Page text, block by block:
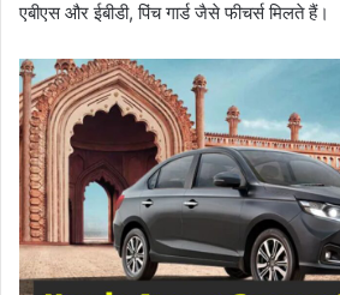
एबीएस और ईबीडी, पिंच गार्ड जैसे फीचर्स मिलते हैं।